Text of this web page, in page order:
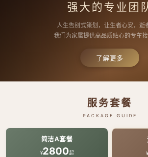
强大的专业团
人生告别式策划，让生者心安，逝
我们为家属提供高品质贴心的专车
了解更多
服务套餐
PACKAGE GUIDE
简洁A套餐
¥2800起 ¥